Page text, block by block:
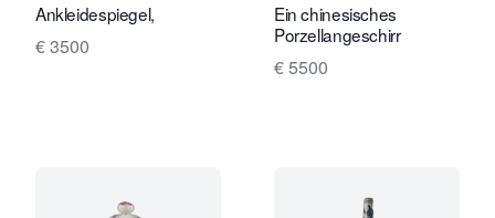
Ankleidespiegel,
€ 3500
Ein chinesisches
Porzellangeschirr
€ 5500